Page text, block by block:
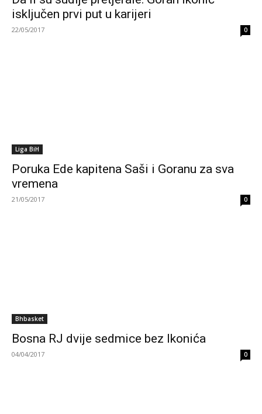
isključen prvi put u karijeri
22/05/2017 0
Liga BiH
Poruka Ede kapitena Saši i Goranu za sva
vremena
21/05/2017 0
Bhbasket
Bosna RJ dvije sedmice bez Ikonića
04/04/2017 0